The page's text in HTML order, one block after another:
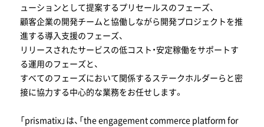
ューションとして提案するプリセールスのフェーズ、
顧客企業の開発チームと協働しながら開発プロジェクトを推
進する導入支援のフェーズ、
リリースされたサービスの低コスト・安定稼働をサポートす
る運用のフェーズと、
すべてのフェーズにおいて関係するステークホルダーらと密
接に協力する中心的な業務をお任せします。
「prismatix」は、「the engagement commerce platform for